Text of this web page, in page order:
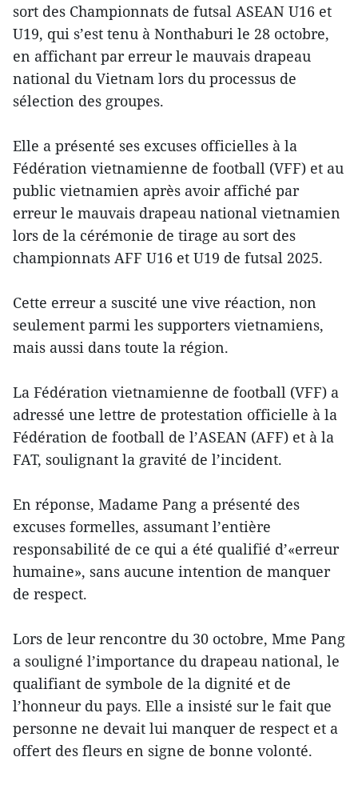
sort des Championnats de futsal ASEAN U16 et
U19, qui s’est tenu à Nonthaburi le 28 octobre,
en affichant par erreur le mauvais drapeau
national du Vietnam lors du processus de
sélection des groupes.
Elle a présenté ses excuses officielles à la
Fédération vietnamienne de football (VFF) et au
public vietnamien après avoir affiché par
erreur le mauvais drapeau national vietnamien
lors de la cérémonie de tirage au sort des
championnats AFF U16 et U19 de futsal 2025.
Cette erreur a suscité une vive réaction, non
seulement parmi les supporters vietnamiens,
mais aussi dans toute la région.
La Fédération vietnamienne de football (VFF) a
adressé une lettre de protestation officielle à la
Fédération de football de l’ASEAN (AFF) et à la
FAT, soulignant la gravité de l’incident.
En réponse, Madame Pang a présenté des
excuses formelles, assumant l’entière
responsabilité de ce qui a été qualifié d’«erreur
humaine», sans aucune intention de manquer
de respect.
Lors de leur rencontre du 30 octobre, Mme Pang
a souligné l’importance du drapeau national, le
qualifiant de symbole de la dignité et de
l’honneur du pays. Elle a insisté sur le fait que
personne ne devait lui manquer de respect et a
offert des fleurs en signe de bonne volonté.